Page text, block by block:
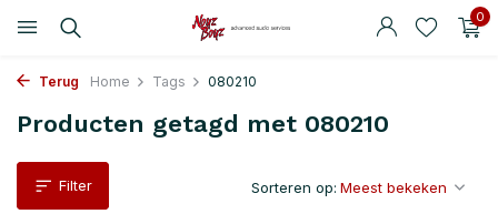
0
Terug Home Tags 080210
Producten getagd met 080210
Filter Sorteren op: